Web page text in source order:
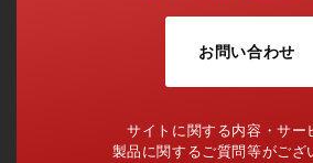
お問い合わせ
サイトに関する内容・サー
製品に関するご質問等がござ